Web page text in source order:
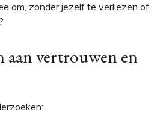
om, zonder jezelf te verliezen of
aan vertrouwen en